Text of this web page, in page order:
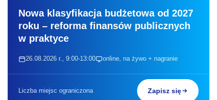
Nowa klasyfikacja budżetowa od 2027
roku – reforma finansów publicznych
w praktyce
26.08.2026 r., 9:00-13:00 online, na żywo + nagranie
Liczba miejsc ograniczona Zapisz się